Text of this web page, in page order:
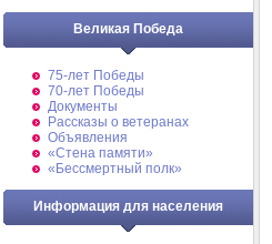
Великая Победа
75-лет Победы
70-лет Победы
Документы
Рассказы о ветеранах
Объявления
«Стена памяти»
«Бессмертный полк»
Информация для населения